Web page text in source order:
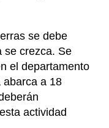
se debe
se crezca. Se
el departamento
abarca a 18
actividad